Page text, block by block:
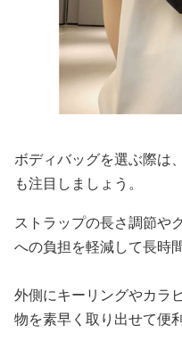
ボディバッグを選ぶ際は
も注目しましょう。
ストラップの長さ調節や
への負担を軽減して長時
外側にキーリングやカラ
物を素早く取り出せて便利